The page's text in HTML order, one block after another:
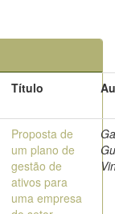
Título
Proposta de
um plano de
gestão de
ativos para
uma empresa